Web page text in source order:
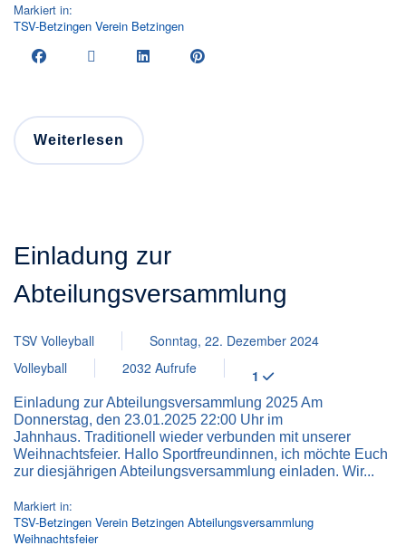
Markiert in:
TSV-Betzingen Verein Betzingen
Weiterlesen
Einladung zur
Abteilungsversammlung
TSV Volleyball
Sonntag, 22. Dezember 2024
Volleyball
2032 Aufrufe 1
Einladung zur Abteilungsversammlung 2025 Am
Donnerstag, den 23.01.2025 22:00 Uhr im
Jahnhaus. Traditionell wieder verbunden mit unserer
Weihnachtsfeier. Hallo Sportfreundinnen, ich möchte Euch
zur diesjährigen Abteilungsversammlung einladen. Wir...
Markiert in:
TSV-Betzingen Verein Betzingen Abteilungsversammlung
Weihnachtsfeier